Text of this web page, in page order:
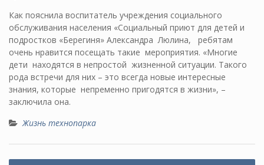
Как пояснила воспитатель учреждения социального
обслуживания населения «Социальный приют для детей и
подростков «Берегиня» Александра Люлина, ребятам
очень нравится посещать такие мероприятия. «Многие
дети находятся в непростой жизненной ситуации. Такого
рода встречи для них – это всегда новые интересные
знания, которые непременно пригодятся в жизни», –
заключила она.
Жизнь технопарка
Навигация